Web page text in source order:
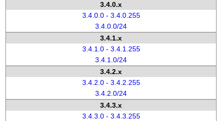
3.4.0.x
3.4.0.0 - 3.4.0.255
3.4.0.0/24
3.4.1.x
3.4.1.0 - 3.4.1.255
3.4.1.0/24
3.4.2.x
3.4.2.0 - 3.4.2.255
3.4.2.0/24
3.4.3.x
3.4.3.0 - 3.4.3.255